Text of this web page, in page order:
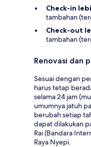
Check-in
tambahan
Check-out
tambahan
Renovasi dan
Sesuai dengan
harus tetap
selama 24 jam
umumnya jatuh
berubah setiap
dapat dilakukan
Rai (Bandara
Raya Nyepi.